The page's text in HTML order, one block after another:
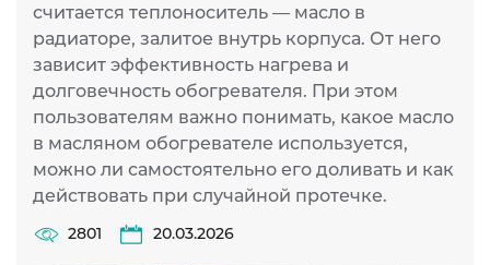
считается теплоноситель — масло в
радиаторе, залитое внутрь корпуса. От него
зависит эффективность нагрева и
долговечность обогревателя. При этом
пользователям важно понимать, какое масло
в масляном обогревателе используется,
можно ли самостоятельно его доливать и как
действовать при случайной протечке.
2801 20.03.2026